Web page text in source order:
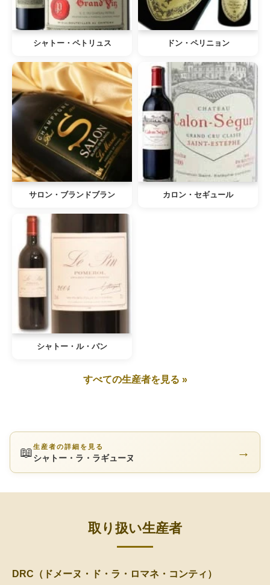
シャトー・ペトリュス ドン・ペリニョン
サロン・ブランドブラン カロン・セギュール
シャトー・ル・パン
すべての生産者を見る »
📖生産者の詳細を見る
シャトー・ラ・ラギューヌ →
取り扱い生産者
DRC（ドメーヌ・ド・ラ・ロマネ・コンティ）